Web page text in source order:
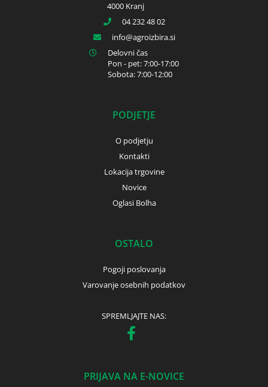
4000 Kranj
04 232 48 02
info
agroizbira.si
Delovni čas
Pon - pet: 7:00-17:00
Sobota: 7:00-12:00
PODJETJE
O podjetju
Kontakti
Lokacija trgovine
Novice
Oglasi Bolha
OSTALO
Pogoji poslovanja
Varovanje osebnih podatkov
SPREMLJAJTE NAS:
PRIJAVA NA E-NOVICE